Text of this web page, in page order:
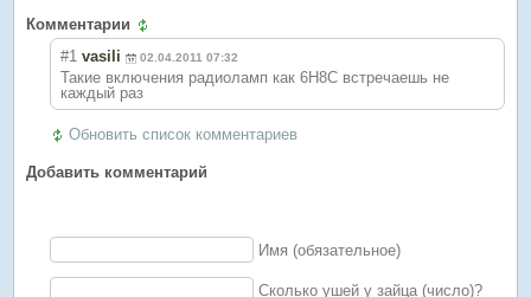
Комментарии
#1 vasili 02.04.2011 07:32
Такие включения радиоламп как 6Н8С встречаешь не
каждый раз
Обновить список комментариев
Добавить комментарий
Имя (обязательное)
Сколько ушей у зайца (число)?